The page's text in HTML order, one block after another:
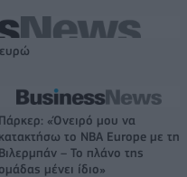
Πάρκερ: «Όνειρό μου να
κατακτήσω το ΝΒΑ Europe με τη
Βιλερμπάν – Το πλάνο της
ομάδας μένει ίδιο»